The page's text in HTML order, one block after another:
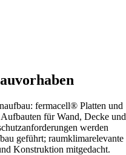
fermacell® Platten und
für Wand, Decke und
werden
geführt; raumklimarelevante
Konstruktion mitgedacht.